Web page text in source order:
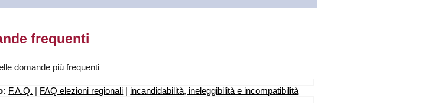
frequenti
domande più frequenti
F.A.Q. | FAQ elezioni regionali | incandidabilità, ineleggibilità e incompatibilità